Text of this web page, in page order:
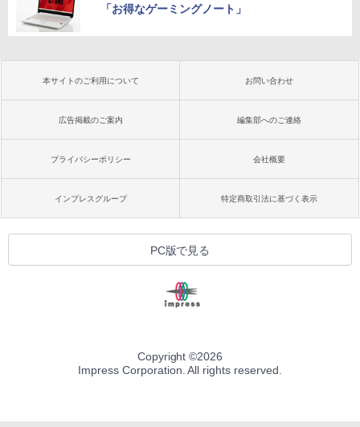
「お得なゲーミングノート」
本サイトのご利用について お問い合わせ
広告掲載のご案内 編集部へのご連絡
プライバシーポリシー 会社概要
インプレスグループ 特定商取引法に基づく表示
PC版で見る
Copyright ©2026
Impress Corporation. All rights reserved.